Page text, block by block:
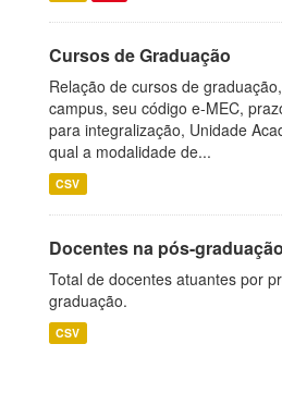
Cursos de Graduação
Relação de cursos de
campus, seu código e-MEC,
para integralização, Unidade
qual a modalidade de...
CSV
Docentes na pós-graduação
Total de docentes atuantes por
graduação.
CSV